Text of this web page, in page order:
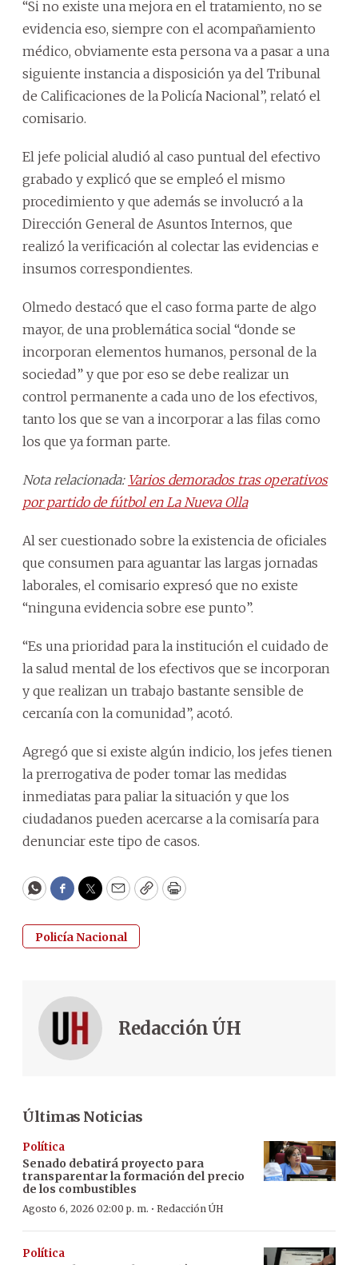
“Si no existe una mejora en el tratamiento, no se
evidencia eso, siempre con el acompañamiento
médico, obviamente esta persona va a pasar a una
siguiente instancia a disposición ya del Tribunal
de Calificaciones de la Policía Nacional”, relató el
comisario.
El jefe policial aludió al caso puntual del efectivo
grabado y explicó que se empleó el mismo
procedimiento y que además se involucró a la
Dirección General de Asuntos Internos, que
realizó la verificación al colectar las evidencias e
insumos correspondientes.
Olmedo destacó que el caso forma parte de algo
mayor, de una problemática social “donde se
incorporan elementos humanos, personal de la
sociedad” y que por eso se debe realizar un
control permanente a cada uno de los efectivos,
tanto los que se van a incorporar a las filas como
los que ya forman parte.
Nota relacionada: Varios demorados tras operativos
por partido de fútbol en La Nueva Olla
Al ser cuestionado sobre la existencia de oficiales
que consumen para aguantar las largas jornadas
laborales, el comisario expresó que no existe
“ninguna evidencia sobre ese punto”.
“Es una prioridad para la institución el cuidado de
la salud mental de los efectivos que se incorporan
y que realizan un trabajo bastante sensible de
cercanía con la comunidad”, acotó.
Agregó que si existe algún indicio, los jefes tienen
la prerrogativa de poder tomar las medidas
inmediatas para paliar la situación y que los
ciudadanos pueden acercarse a la comisaría para
denunciar este tipo de casos.
WhatsApp
Facebook
Twitter
EmailCopyPrint
Policía Nacional
Redacción ÚH
Últimas Noticias
Política
Senado debatirá proyecto para
transparentar la formación del precio
de los combustibles
Agosto 6, 2026 02:00 p. m. · Redacción ÚH
Política